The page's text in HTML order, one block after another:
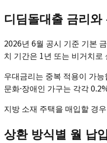
디딤돌대출 금리와
2026년 6월 공시 기준 기본
치 기간은 1년 또는 비거치로
우대금리는 중복 적용이 가
문화·장애인 가구는 각각
지방 소재 주택을 매입할 경
상환 방식별 월 납